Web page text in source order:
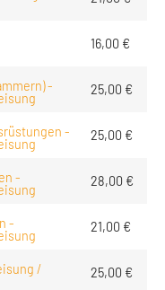
16,00 €
-
25,00 €
-
25,00 €
-
28,00 €
-
21,00 €
/
25,00 €